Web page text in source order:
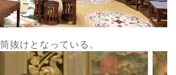
抜けとなっている。
中国麺ランキング